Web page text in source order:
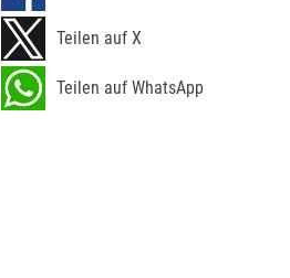
Teilen auf X
Teilen auf WhatsApp